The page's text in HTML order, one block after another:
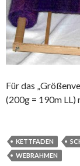
Für das
(200g = 190m LL)
KETTFADEN
WEBRAHMEN